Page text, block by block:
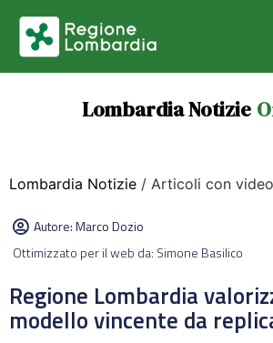
Lombardia Notizie
Lombardia Notizie / Articoli con video
Autore:Marco Dozio
Ottimizzato per il web da: Simone Basilico
Regione Lombardia
modello vincente da